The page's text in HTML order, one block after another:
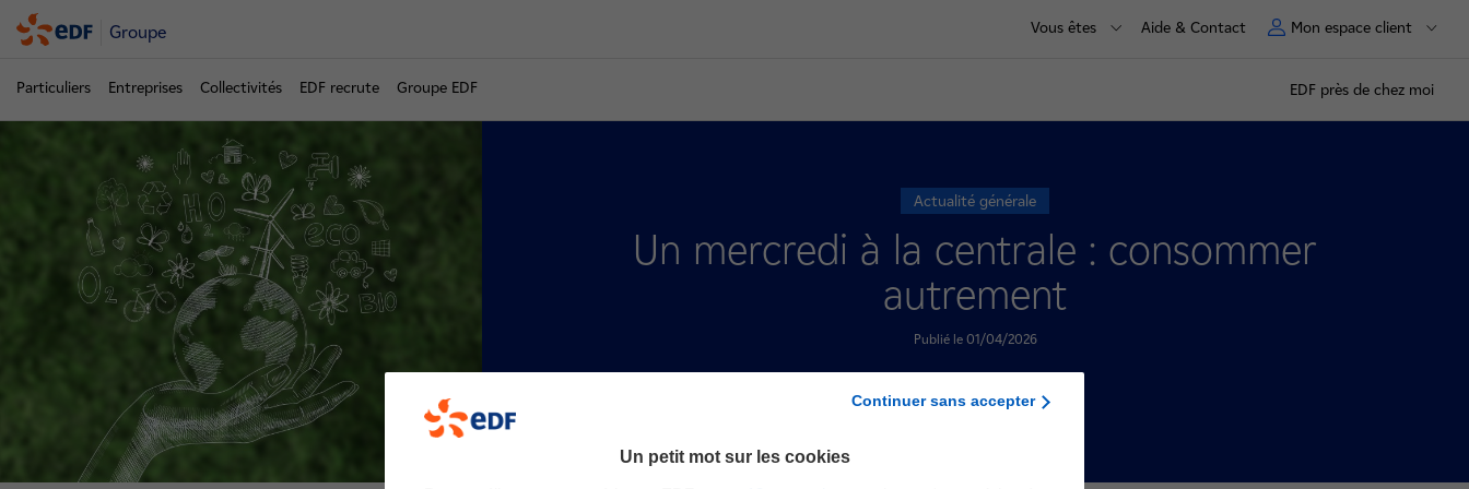
Groupe Vous êtes Aide & Contact Mon espace client
Particuliers Entreprises Collectivités EDF recrute Groupe EDF EDF près de chez moi
Actualité générale
Un mercredi à la centrale : consommer
autrement
Publié le 01/04/2026
Vie de la centrale
Continuer sans accepter
Un petit mot sur les cookies